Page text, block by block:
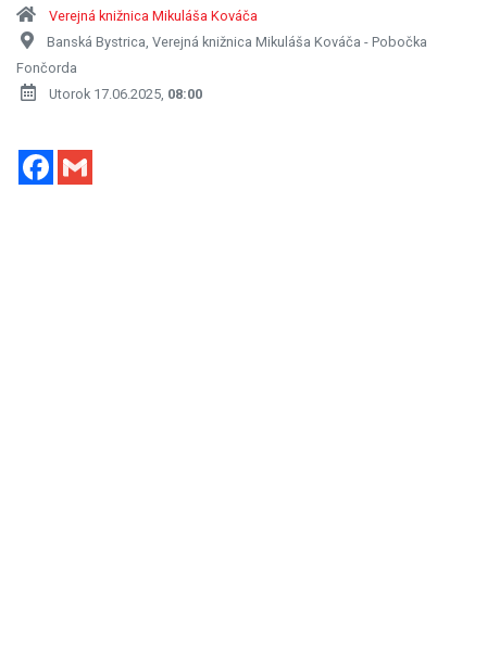
Verejná knižnica Mikuláša Kováča
Banská Bystrica, Verejná knižnica Mikuláša Kováča - Pobočka
Fončorda
Utorok 17.06.2025, 08:00
Facebook